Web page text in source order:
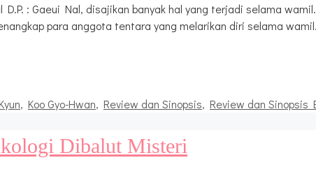
: Gaeui Nal, disajikan banyak hal yang terjadi selama
para anggota tentara yang melarikan diri selama wamil.
, Koo Gyo-Hwan, Review dan Sinopsis, Review dan Sinopsis
Dibalut Misteri